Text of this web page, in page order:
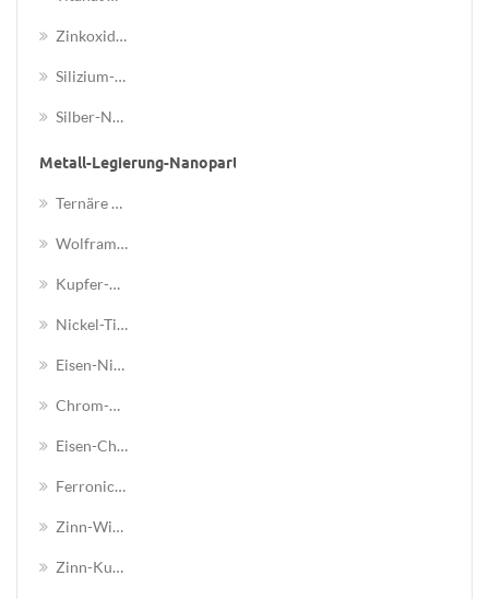
Zinkoxid (ZnO) -Nanodrähte
Silizium-Nanodrähte (Sehnen)
Silber-Nanodraht-Lösung
Metall-Legierung-Nanopartikel
Ternäre Legierung Nanopulver
Wolfram-Kupfer (W-Cu) -Legierungsnanopulver
Kupfer-Zink (Cu-Zn) -Legierung Nanopulver
Nickel-Titan (Ni-Ti) -Legierungsnanopulver
Eisen-Nickel-Kobalt (Fe-Ni-Co) -Legierungsnanopulver
Chrom-Nickel-Eisen (Cr-Ni-Fe) Legierung Nanopulver
Eisen-Chrom-Kobalt (Fe-Cr-Co) -Legierungs-Nanopulver
Ferronickel (Fe-Ni) Legierung Nanopulver
Zinn-Wismut (Sn-Bi) -Legierungsnanopulver
Zinn-Kupfer (Sn-Cu) -Legierungsnanopowde